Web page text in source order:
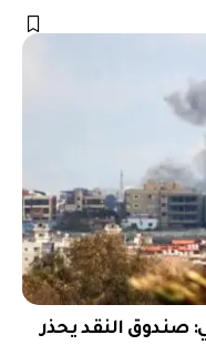
صندوق النقد يحذر